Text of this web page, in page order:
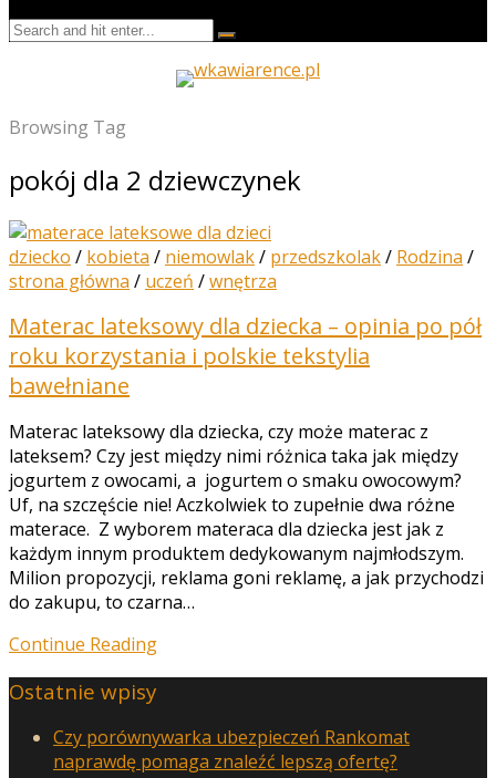
Browsing Tag
pokój dla 2 dziewczynek
dziecko / kobieta / niemowlak/ przedszkolak/ Rodzina /
strona główna / uczeń /wnętrza
Materac lateksowy dla dziecka – opinia po pół
roku korzystania i polskie tekstylia
bawełniane
Materac lateksowy dla dziecka, czy może materac z
lateksem? Czy jest między nimi różnica taka jak między
jogurtem z owocami, a jogurtem o smaku owocowym?
Uf, na szczęście nie! Aczkolwiek to zupełnie dwa różne
materace. Z wyborem materaca dla dziecka jest jak z
każdym innym produktem dedykowanym najmłodszym.
Milion propozycji, reklama goni reklamę, a jak przychodzi
do zakupu, to czarna…
Continue Reading
Ostatnie wpisy
Czy porównywarka ubezpieczeń Rankomat
naprawdę pomaga znaleźć lepszą ofertę?